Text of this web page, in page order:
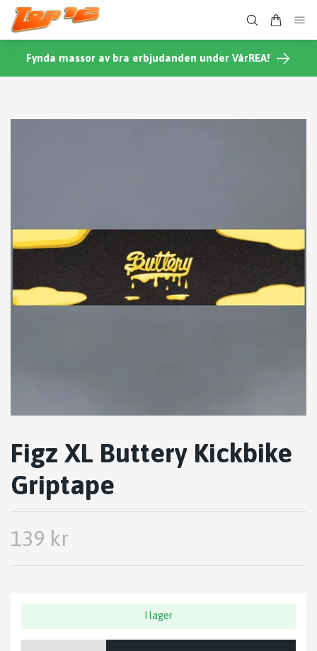
Fynda massor av bra erbjudanden under VårREA!
Figz XL Buttery Kickbike
Griptape
139 kr
I lager